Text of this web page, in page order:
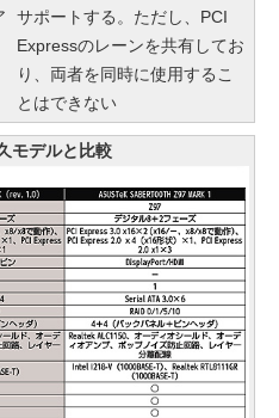
サポートする。ただし、PCI
Expressのレーンを共有してお
り、両者を同時に使用するこ
とはできない
モデルと比較